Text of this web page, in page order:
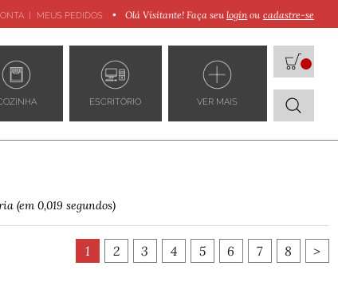
MEUS PEDIDOS • Olá Visitante! Faça seu login cadastre-se
ESCRITÓRIO VER MAIS
(em 0,019 segundos)
1 2 3 4 5 6 7 8 >